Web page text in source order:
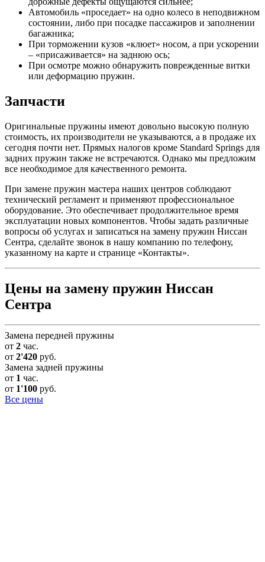
Автомобиль «проседает» на одно колесо в неподвижном
состоянии, либо при посадке пассажиров и заполнении
багажника;
При торможении кузов «клюет» носом, а при ускорении
– «присаживается» на заднюю ось;
При осмотре можно обнаружить поврежденные витки
или деформацию пружин.
Запчасти
Оригинальные пружины имеют довольно высокую полную
стоимость, их производители не указываются, а в продаже их
сегодня почти нет. Прямых налогов кроме Standard Springs для
задних пружин также не встречаются. Однако мы предложим
все необходимое для качественного ремонта.
При замене пружин мастера наших центров соблюдают
технический регламент и применяют профессиональное
оборудование. Это обеспечивает продолжительное время
эксплуатации новых компонентов. Чтобы задать различные
вопросы об услугах и записаться на замену пружин Ниссан
Сентра, сделайте звонок в нашу компанию по телефону,
указанному на карте и странице «Контакты».
Цены на замену пружин Ниссан
Сентра
Замена передней пружины
от 2 час.
от 2'420 руб.
Замена задней пружины
от 1 час.
от 1'100 руб.
Все цены